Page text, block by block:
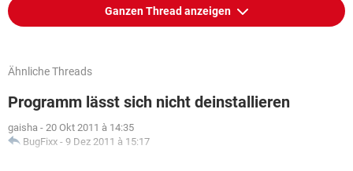
Ganzen Thread anzeigen
Ähnliche Threads
Programm lässt sich nicht deinstallieren
gaisha - 20 Okt 2011 à 14:35
BugFixx - 9 Dez 2011 à 15:17